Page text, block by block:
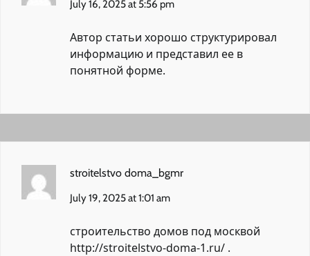
July 16, 2025 at 5:56 pm
Автор статьи хорошо структурировал
информацию и представил ее в
понятной форме.
stroitelstvo doma_bgmr
July 19, 2025 at 1:01 am
строительство домов под москвой
http://stroitelstvo-doma-1.ru/ .